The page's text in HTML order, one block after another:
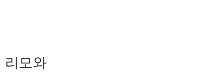
리모와